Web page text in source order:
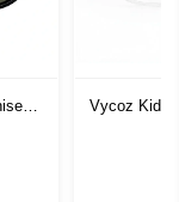
Vycoz Kids